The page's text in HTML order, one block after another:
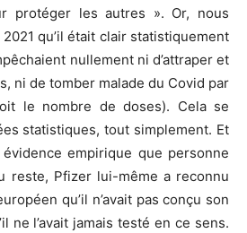
protéger les autres ». Or, nous
qu’il était clair statistiquement
nullement ni d’attraper et
ni de tomber malade du Covid par
le nombre de doses). Cela se
statistiques, tout simplement. Et
évidence empirique que personne
reste, Pfizer lui-même a reconnu
qu’il n’avait pas conçu son
ne l’avait jamais testé en ce sens.